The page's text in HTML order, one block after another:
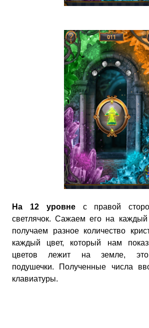
На 12 уровнес правой
светлячок. Сажаем его на
получаем разное количество
каждый цвет, который нам
цветов лежит на земле, это
подушечки. Полученные числа
клавиатуры.